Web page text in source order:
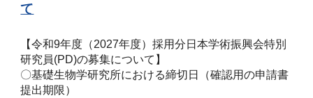
て
【令和9年度（2027年度）採用分日本学術振興会特別
研究員(PD)の募集について】
〇基礎生物学研究所における締切日（確認用の申請書
提出期限）